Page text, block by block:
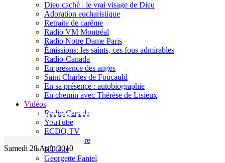
Dieu caché : le vrai visage de Dieu
Adoration eucharistique
Retraite de carême
Radio VM Montréal
Radio Notre Dame Paris
Émissions: les saints, ces fous admirables
Radio-Canada
En présence des anges
Saint Charles de Foucauld
En sa présence : autobiographie
En chemin avec Thérèse de Lisieux
Vidéos
Radio-Canada
YouTube
ECDQ.TV
Sel et Lumière
KTO.tv
Georgette Faniel
Le blogue de Jacques Gauthier
Samedi 28 Août 2010